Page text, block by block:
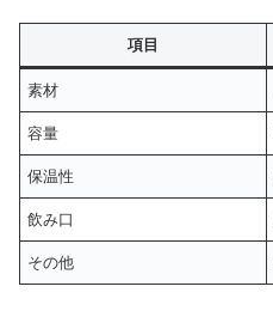
項目
素材
容量
保温性
飲み口
その他